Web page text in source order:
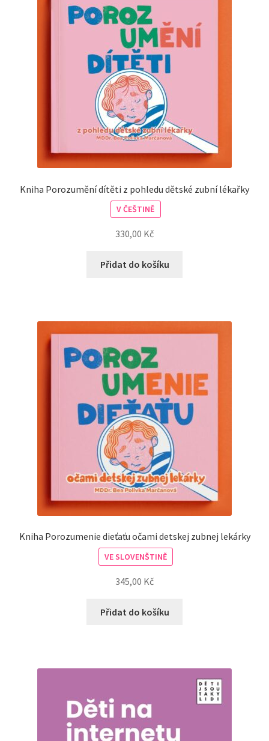
Kniha Porozumění dítěti z pohledu dětské zubní lékařky
V ČEŠTINĚ
330,00 Kč
Přidat do košíku
Kniha Porozumenie dieťaťu očami detskej zubnej lekárky
VE SLOVENŠTINĚ
345,00 Kč
Přidat do košíku